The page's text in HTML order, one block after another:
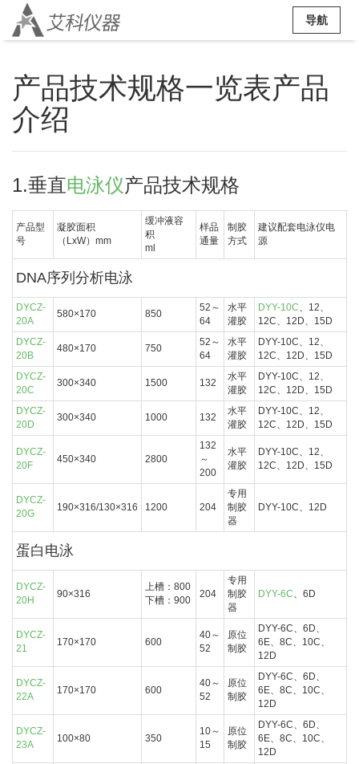
导航
产品技术规格一览表产品
介绍
1.垂直电泳仪产品技术规格
产品型
号
凝胶面积
（LxW）mm
缓冲液容
积
ml
样品
通量
制胶
方式
建议配套电泳仪电
源
DNA序列分析电泳
DYCZ-
20A
580×170 850
52～
64
水平
灌胶
DYY-10C、12、
12C、12D、15D
DYCZ-
20B
480×170 750
52～
64
水平
灌胶
DYY-10C、12、
12C、12D、15D
DYCZ-
20C
300×340 1500 132
水平
灌胶
DYY-10C、12、
12C、12D、15D
DYCZ-
20D
300×340 1000 132
水平
灌胶
DYY-10C、12、
12C、12D、15D
DYCZ-
20F
450×340 2800
132
～
200
水平
灌胶
DYY-10C、12、
12C、12D、15D
DYCZ-
20G
190×316/130×316 1200 204
专用
制胶
器
DYY-10C、12D
蛋白电泳
DYCZ-
20H
90×316
上槽：800
下槽：900
204
专用
制胶
器
DYY-6C、6D
DYCZ-
21
170×170 600
40～
52
原位
制胶
DYY-6C、6D、
6E、8C、10C、
12D
DYCZ-
22A
170×170 600
40～
52
原位
制胶
DYY-6C、6D、
6E、8C、10C、
12D
DYCZ-
23A
100×80 350
10～
15
原位
制胶
DYY-6C、6D、
6E、8C、10C、
12D